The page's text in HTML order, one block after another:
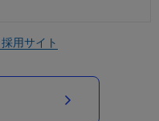
採用サイト